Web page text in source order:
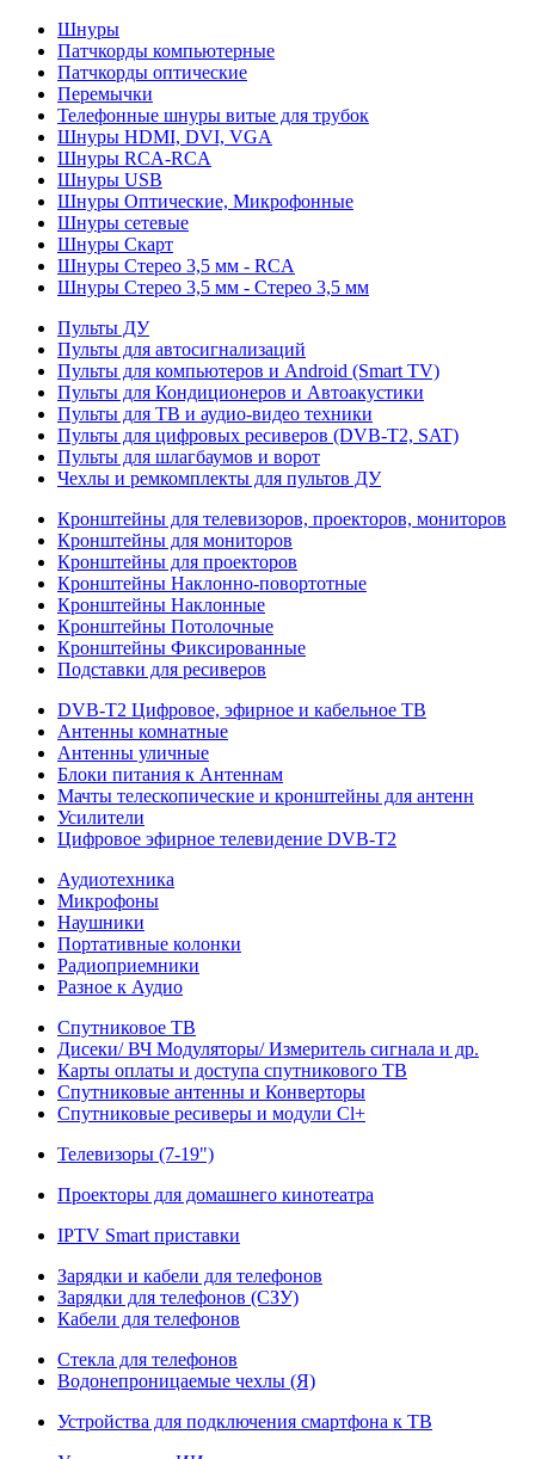
Шнуры
Патчкорды компьютерные
Патчкорды оптические
Перемычки
Телефонные шнуры витые для трубок
Шнуры HDMI, DVI, VGA
Шнуры RCA-RCA
Шнуры USB
Шнуры Оптические, Микрофонные
Шнуры сетевые
Шнуры Скарт
Шнуры Стерео 3,5 мм - RCA
Шнуры Стерео 3,5 мм - Стерео 3,5 мм
Пульты ДУ
Пульты для автосигнализаций
Пульты для компьютеров и Android (Smart TV)
Пульты для Кондиционеров и Автоакустики
Пульты для ТВ и аудио-видео техники
Пульты для цифровых ресиверов (DVB-T2, SAT)
Пульты для шлагбаумов и ворот
Чехлы и ремкомплекты для пультов ДУ
Кронштейны для телевизоров, проекторов, мониторов
Кронштейны для мониторов
Кронштейны для проекторов
Кронштейны Наклонно-повортотные
Кронштейны Наклонные
Кронштейны Потолочные
Кронштейны Фиксированные
Подставки для ресиверов
DVB-T2 Цифровое, эфирное и кабельное ТВ
Антенны комнатные
Антенны уличные
Блоки питания к Антеннам
Мачты телескопические и кронштейны для антенн
Усилители
Цифровое эфирное телевидение DVB-Т2
Аудиотехника
Микрофоны
Наушники
Портативные колонки
Радиоприемники
Разное к Аудио
Спутниковое ТВ
Дисеки/ ВЧ Модуляторы/ Измеритель сигнала и др.
Карты оплаты и доступа спутникового ТВ
Спутниковые антенны и Конверторы
Спутниковые ресиверы и модули Cl+
Телевизоры (7-19")
Проекторы для домашнего кинотеатра
IPTV Smart приставки
Зарядки и кабели для телефонов
Зарядки для телефонов (СЗУ)
Кабели для телефонов
Стекла для телефонов
Водонепроницаемые чехлы (Я)
Устройства для подключения смартфона к ТВ